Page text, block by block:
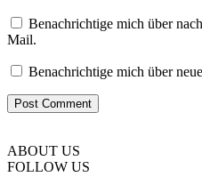
Benachrichtige mich über
Mail.
Benachrichtige mich über
ABOUT US
FOLLOW US